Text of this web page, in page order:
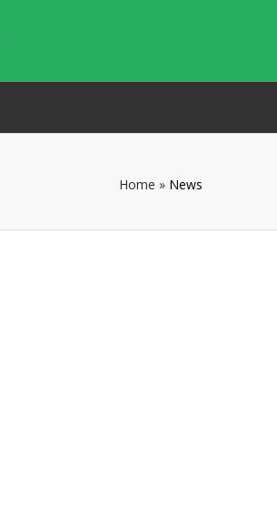
Home » News